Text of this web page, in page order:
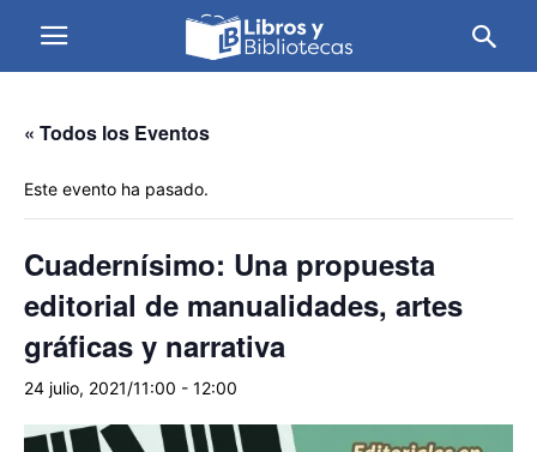
« Todos los Eventos
Este evento ha pasado.
Cuadernísimo: Una propuesta
editorial de manualidades, artes
gráficas y narrativa
24 julio, 2021/11:00 - 12:00